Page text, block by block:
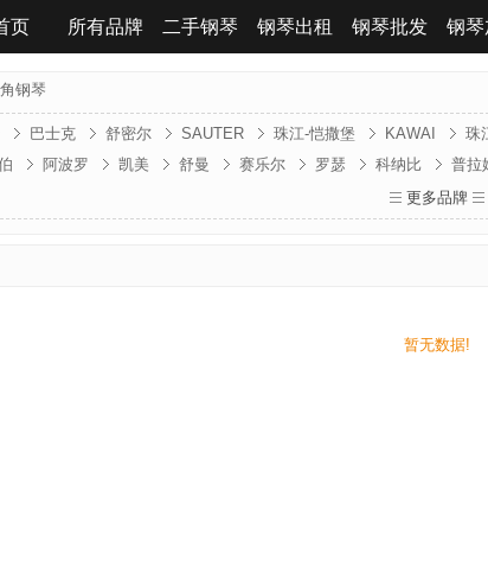
页 所有品牌 二手钢琴 钢琴出租 钢琴批发 钢琴
我们
钢琴
巴士克 舒密尔 SAUTER 珠江-恺撒堡 KAWAI 珠
阿波罗 凯美 舒曼 赛乐尔 罗瑟 科纳比 普拉
波士顿 卡利西亚
更多品牌
暂无数据!